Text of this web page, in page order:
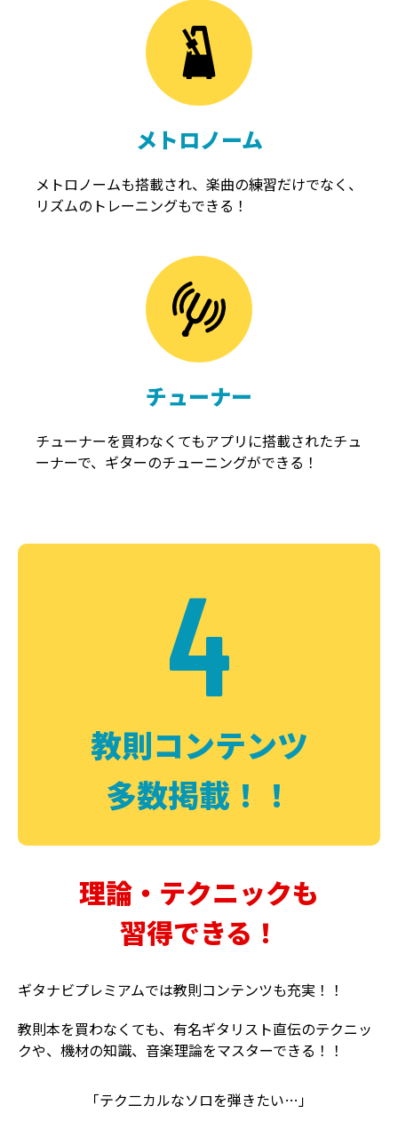
メトロノーム
メトロノームも搭載され、楽曲の練習だけでなく、
リズムのトレーニングもできる！
チューナー
チューナーを買わなくてもアプリに搭載されたチュ
ーナーで、ギターのチューニングができる！
4
教則コンテンツ
多数掲載！！
理論・テクニックも
習得できる！
ギタナビプレミアムでは教則コンテンツも充実！！
教則本を買わなくても、有名ギタリスト直伝のテクニッ
クや、機材の知識、音楽理論をマスターできる！！
「テク二カルなソロを弾きたい…」